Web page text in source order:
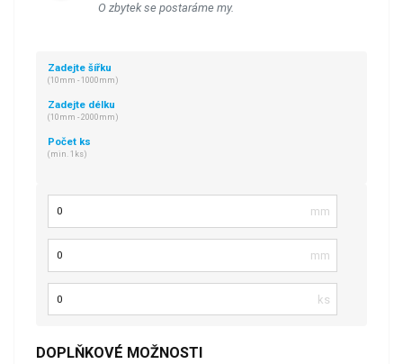
O zbytek se postaráme my.
Zadejte šířku
(10mm - 1000mm)
Zadejte délku
(10mm - 2000mm)
Počet ks
(min. 1ks)
Počet kusů
DOPLŇKOVÉ MOŽNOSTI